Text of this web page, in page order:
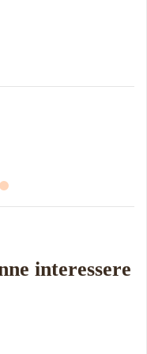
214,95
interessere